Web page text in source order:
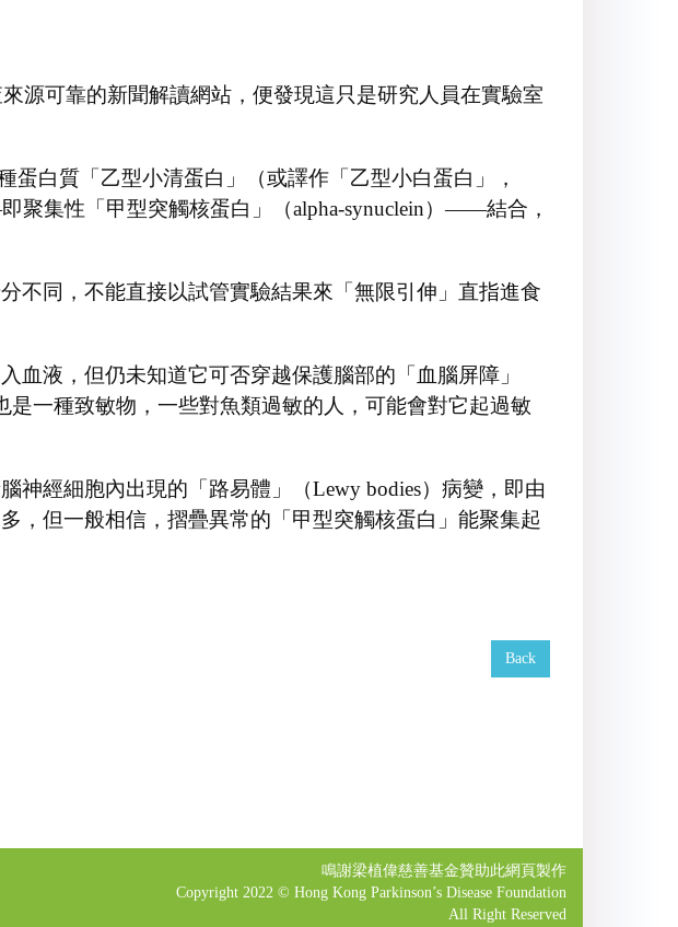
源可靠的新聞解讀網站，便發現這只是研究人員在實驗室
蛋白質「乙型小清蛋白」（或譯作「乙型小白蛋白」，
聚集性「甲型突觸核蛋白」（alpha-synuclein）——結合，
不同，不能直接以試管實驗結果來「無限引伸」直指進食
液，但仍未知道它可否穿越保護腦部的「血腦屏障」
是一種致敏物，一些對魚類過敏的人，可能會對它起過敏
神經細胞內出現的「路易體」（Lewy bodies）病變，即由
，但一般相信，摺疊異常的「甲型突觸核蛋白」能聚集起
Back
鳴謝梁植偉慈善基金贊助此網頁製作
Copyright 2022 © Hong Kong Parkinson’s Disease Foundation
All Right Reserved